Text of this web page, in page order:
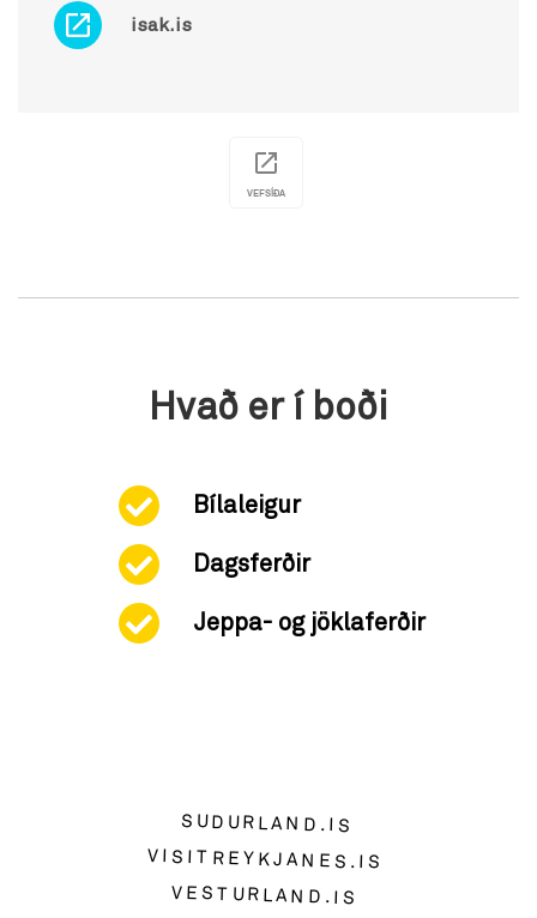
isak.is
VEFSÍÐA
Hvað er í boði
Bílaleigur
Dagsferðir
Jeppa- og jöklaferðir
SUDURLAND.IS
VISITREYKJANES.IS
VESTURLAND.IS